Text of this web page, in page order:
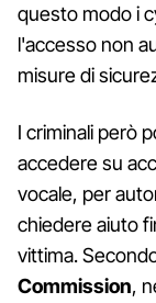
questo modo i
l'accesso non
misure di
I criminali però
accedere su
vocale, per
chiedere aiuto
vittima.
Commission,